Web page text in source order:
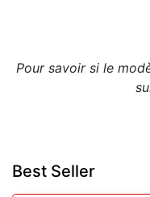
Pour savoir si le
Best Seller